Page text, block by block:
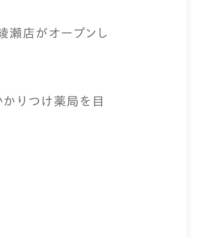
瀬店がオープンし
かりつけ薬局を目